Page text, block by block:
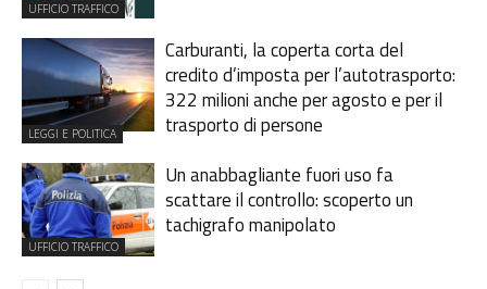
UFFICIO TRAFFICO
LEGGI E POLITICA
Carburanti, la coperta corta del
credito d’imposta per l’autotrasporto:
322 milioni anche per agosto e per il
trasporto di persone
UFFICIO TRAFFICO
Un anabbagliante fuori uso fa
scattare il controllo: scoperto un
tachigrafo manipolato